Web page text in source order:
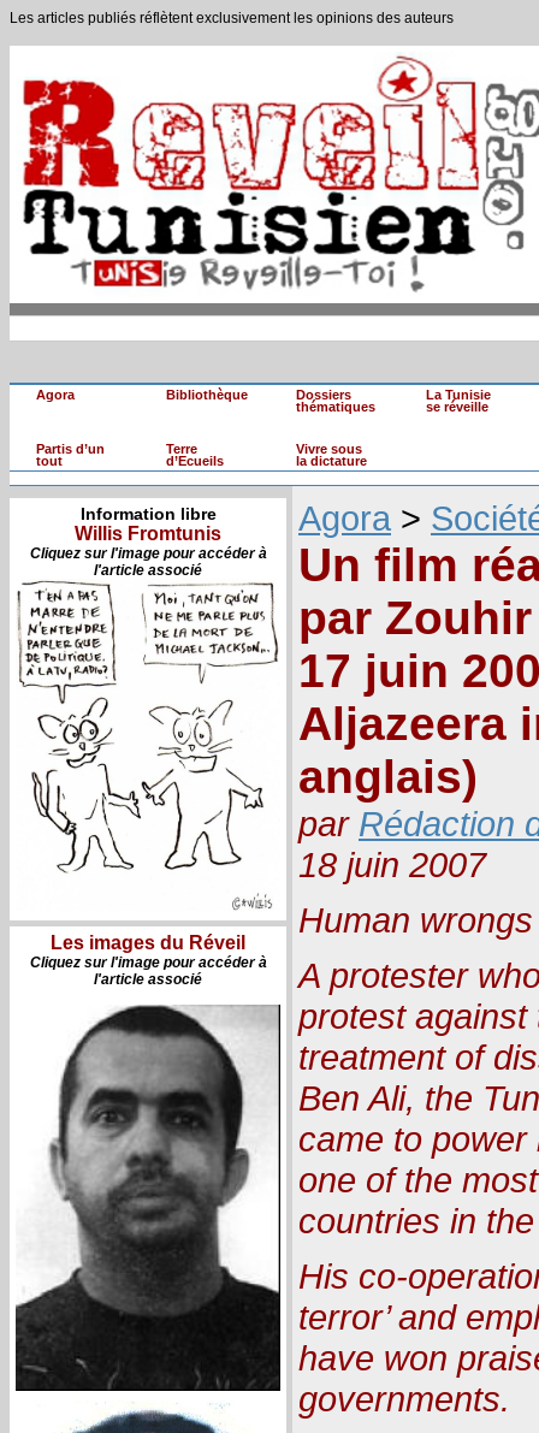
Les articles publiés réflètent exclusivement les opinions des auteurs
Agora Bibliothèque
Dossiers
thématiques
La Tunisie
se réveille
Partis d’un
tout
Terre
d’Ecueils
Vivre sous
la dictature
Information libre
Willis Fromtunis
Cliquez sur l'image pour accéder à
l'article associé
Les images du Réveil
Cliquez sur l'image pour accéder à
l'article associé
Agora >
Un film
par
17 juin
Aljazeera
anglais)
par Rédaction
18 juin 2007
Human wrongs
A protester
protest against
treatment of
Ben Ali, the
came to
one of the
countries in
His co-
terror’ and
have won
governments.